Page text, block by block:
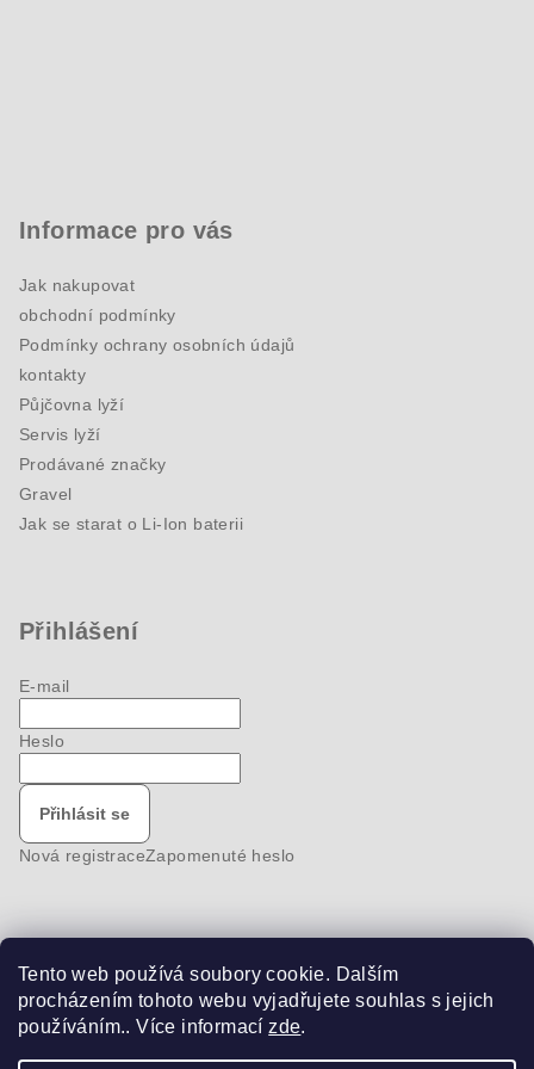
Tento web používá soubory cookie. Dalším
procházením tohoto webu vyjadřujete souhlas s jejich
používáním.. Více informacízde.
Informace pro vás
Jak nakupovat
obchodní podmínky
Podmínky ochrany osobních údajů
kontakty
Půjčovna lyží
Servis lyží
Prodávané značky
Gravel
Jak se starat o Li-Ion baterii
Přihlášení
E-mail
Heslo
Přihlásit se
Nová registraceZapomenuté heslo
Nákupní košík